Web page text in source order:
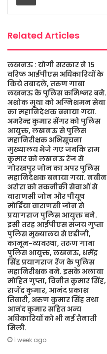
o
Related Articles
लखनऊ : योगी सरकार ने 15
वरिष्ठ आईपीएस अधिकारियों के
किये तबादले, तरुण गाबा
लखनऊ के पुलिस कमिश्नर बने.
अशोक मुथा को अग्निशमन सेवा
का महानिदेशक बनाया गया.
अमरेन्द्र कुमार सेंगर को पुलिस
आयुक्त, लखनऊ से पुलिस
महानिरीक्षक अभिसूचना
मुख्यालय भेजे गए जबकि राम
कुमार को लखनऊ रेंज से
गोरखपुर जोन का अपर पुलिस
महानिदेशक बनाया गया. नवीन
अरोरा को तकनीकी सेवाओं से
वाराणसी जोन और पीयूष
मोर्डिया वाराणसी जोन से
प्रयागराज पुलिस आयुक्त बने.
इसी तरह आईपीएस संजय गुप्ता
पुलिस मुख्यालय से एडीजी,
कानून-व्यवस्था, तरुण गाबा
पुलिस आयुक्त, लखनऊ, धर्मेंद्र
सिंह प्रयागराज रेंज के पुलिस
महानिरीक्षक बने. इसके अलावा
मोहित गुप्ता, विनीत कुमार सिंह,
राजेंद्र कुमार, आनंद प्रकाश
तिवारी, अरुण कुमार सिंह तथा
आनंद कुमार सहित अन्य
अधिकारियों को भी नई तैनाती
मिली.
1 week ago